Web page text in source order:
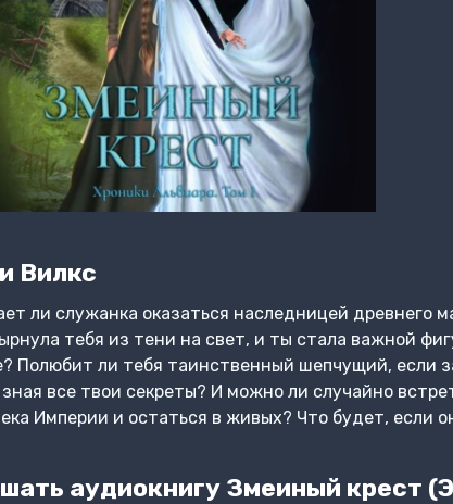
Вилкс
ли служанка оказаться наследницей древнего
тебя из тени на свет, и ты стала важной
Полюбит ли тебя таинственный шепчущий, если
все твои секреты? И можно ли случайно
Империи и остаться в живых? Что будет, если
аудиокнигу Змеиный крест